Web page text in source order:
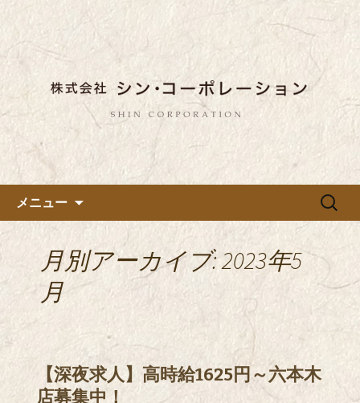
都内に5店舗展開している蕎麦
のお店「真希（しんき）」を運
営する「株式会社シン・コーポ
レーション」のブログ
東京都内に5店舗ある美味しい蕎麦のお
店「真希（しんき）」と運営の「株式
会社シン・コーポレーション」の新着
情報はこちら。店舗によって24時間営
業、宴会なども承っております。季節
のメニューも豊富にご用意。
メニュー
検
月別アーカイブ: 2023年5
月
【深夜求人】高時給1625円～六本木
店募集中！